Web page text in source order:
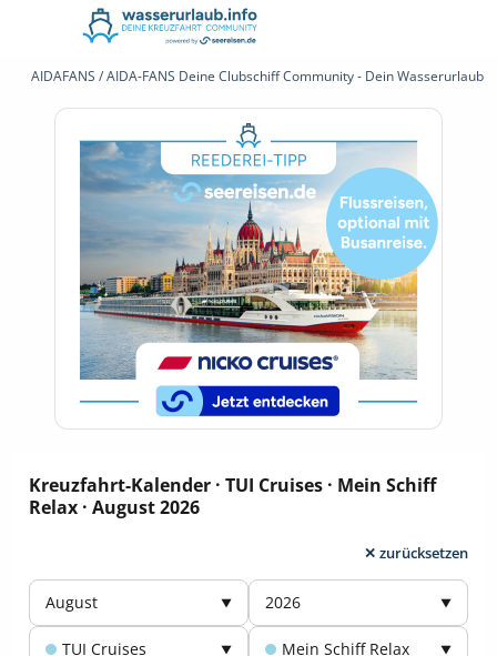
AIDAFANS / AIDA-FANS Deine Clubschiff Community - Dein Wasserurlaub
Kreuzfahrt-Kalender · TUI Cruises · Mein Schiff
Relax · August 2026
✕ zurücksetzen
August ▼ 2026 ▼
TUI Cruises ▼ Mein Schiff Relax ▼